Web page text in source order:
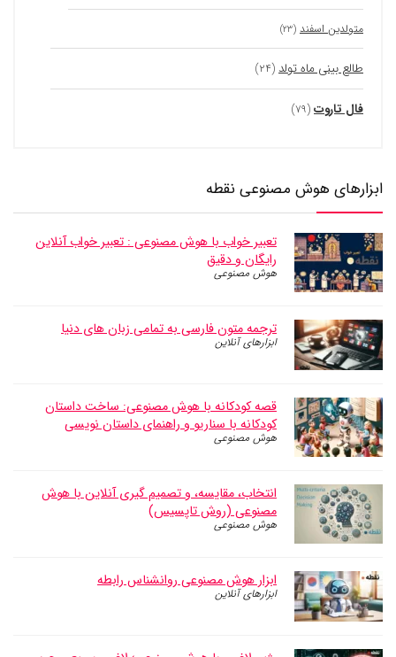
متولدین اسفند (۲۳)
طالع بینی ماه تولد (۲۴)
فال تاروت (۷۹)
ابزارهای هوش مصنوعی نقطه
تعبیر خواب با هوش مصنوعی : تعبیر خواب آنلاین
رایگان و دقیق
هوش مصنوعی
ترجمه متون فارسی به تمامی زبان های دنیا
ابزارهای آنلاین
قصه کودکانه با هوش مصنوعی: ساخت داستان
کودکانه با سناریو و راهنمای داستان نویسی
هوش مصنوعی
انتخاب، مقایسه، و تصمیم گیری آنلاین با هوش
مصنوعی (روش تاپسیس)
هوش مصنوعی
ابزار هوش مصنوعی روانشناس رابطه
ابزارهای آنلاین